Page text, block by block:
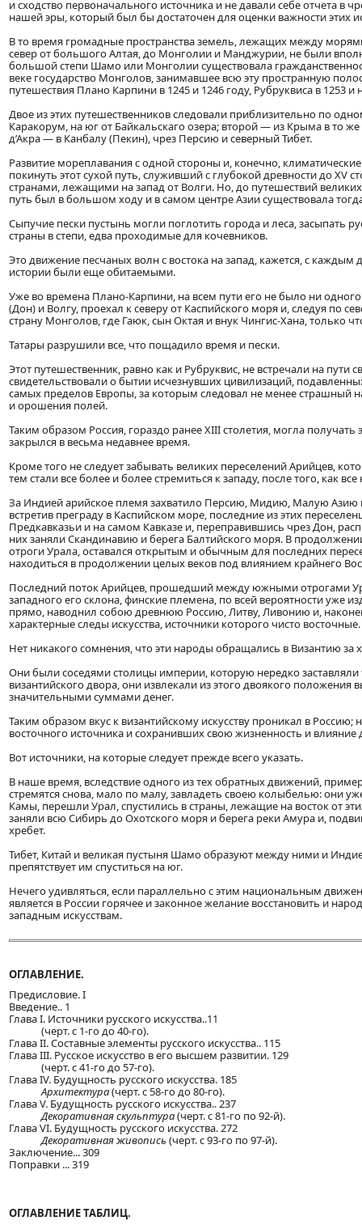
и сходство первоначального источника и не давали себе отчета в
нашей эры, который был бы достаточен для оценки важности этих
В то время громадные пространства земель, лежащих между
север от большого Алтая, до Монголии и Манджурии, не были
большой степи Шамо или Монголии существовала
веке государство Монголов, занимавшее всю эту пространную
путешествия Плано Карпини в 1245 и 1246 году, Рубруквиса в 1253
Двое из этих путешественников следовали приблизительно по
Каракорум, на юг от Байкальскаго озера; второй — из Крыма в то
д’Акра — в Канбалу (Пекин), чрез Персию и северный Тибет.
Развитие мореплавания с одной стороны и, конечно,
покинуть этот сухой путь, служивший с глубокой древности до XV
странами, лежащими на запад от Волги. Но, до путешествий
путь был в большом ходу и в самом центре Азии существовала
Сыпучие пески пустынь могли поглотить города и леса, засыпать
страны в степи, едва проходимые для кочевников.
Это движение песчаных волн с востока на запад, кажется, с
истории были еще обитаемыми.
Уже во времена Плано-Карпини, на всем пути его не было ни
(Дон) и Волгу, проехал к северу от Каспийского моря и, следуя по
страну Монголов, где Гаюк, сын Октая и внук Чингис-Хана, только
Татары разрушили все, что пощадило время и пески.
Этот путешественник, равно как и Рубруквис, не встречали на
свидетельствовали о бытии исчезнувших цивилизаций,
самых пределов Европы, за которым следовал не менее
и орошения полей.
Таким образом Россия, гораздо ранее XIII столетия, могла
закрылся в весьма недавнее время.
Кроме того не следует забывать великих переселений Арийцев,
тем стали все более и более стремиться к западу, после того, как
За Индией арийское племя захватило Персию, Мидию, Малую Азию
встретив преграду в Каспийском море, последние из этих
Предкавказьи и на самом Кавказе и, переправившись чрез Дон,
них заняли Скандинавию и берега Балтийского моря. В
отроги Урала, оставался открытым и обычным для последних
находиться в продолжении целых веков под влиянием крайнего
Последний поток Арийцев, прошедший между южными отрогами
западного его склона, финские племена, по всей вероятности уже
прямо, наводнил собою древнюю Россию, Литву, Ливонию и,
характерные следы искусства, источники которого чисто восточные.
Нет никакого сомнения, что эти народы обращались в Византию
Они были соседями столицы империи, которую нередко заставляли
византийского двора, они извлекали из этого двоякого
значительными суммами денег.
Таким образом вкус к византийскому искусству проникал в
восточного источника и сохранивших свою жизненность и
Вот источники, на которые следует прежде всего указать.
В наше время, вследствие одного из тех обратных движений,
стремятся снова, мало по малу, завладеть своею колыбелью: они
Камы, перешли Урал, спустились в страны, лежащие на восток от
заняли всю Сибирь до Охотского моря и берега реки Амура и,
хребет.
Тибет, Китай и великая пустыня Шамо образуют между ними и
препятствует им спуститься на юг.
Нечего удивляться, если параллельно с этим национальным
является в России горячее и законное желание восстановить и
западным искусствам.
ОГЛАВЛЕНИЕ.
Предисловие. I
Введение.. 1
Глава I. Источники русского искусства..11
(черт. с 1-го до 40-го).
Глава II. Составные элементы русского искусства.. 115
Глава III. Русское искусство в его высшем развитии. 129
(черт. с 41-го до 57-го).
Глава IV. Будущность русского искусства. 185
Архитектура(черт. с 58-го до 80-го).
Глава V. Будущность русского искусства.. 237
Декоративная скульптура(черт. с 81-го по 92-й).
Глава VI. Будущность русского искусства. 272
Декоративная живопись (черт. с 93-го по 97-й).
Заключение... 309
Поправки ... 319
ОГЛАВЛЕНИЕ ТАБЛИЦ.